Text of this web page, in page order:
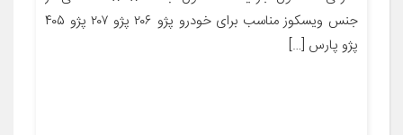
جنس ویسکوز مناسب برای خودرو پژو ۲۰۶ پژو ۲۰۷ پژو ۴۰۵
پژو پارس […]